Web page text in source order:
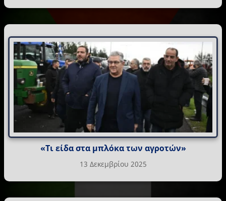
«Τι είδα στα μπλόκα των αγροτών»
13 Δεκεμβρίου 2025